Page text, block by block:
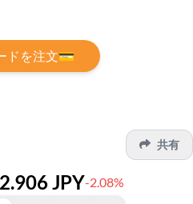
ドを注文💳
共有
JPY-2.08%